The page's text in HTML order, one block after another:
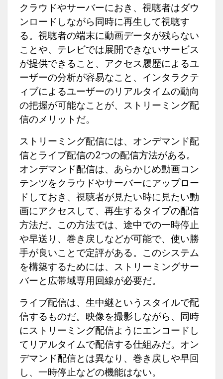
クラウドやサーバーにおき、視聴者はダウ
ンロードしながら同時に再生して視聴す
る。視聴者の端末に動画データが残らない
ことや、テレビでは展開できないサービス
が提供できること、アクセス履歴によるユ
ーザーの分析が容易なこと、インタラクテ
ィブによるユーザーのリアルタイムの動向
の把握が可能なことが、ストリーミング配
信のメリットだ。
ストリーミング配信には、オンデマンド配
信とライブ配信の2つの配信方法がある。
オンデマンド配信は、あらかじめ動画コン
テンツをクラウドやサーバーにアップロー
ドしておき、視聴者が見たい時に見たい動
画にアクセスして、再生するタイプの配信
方法だ。この方法では、途中での一時停止
や早送り、巻き戻しなどが可能で、使い勝
手が良いことで定評がある。このシステム
を構築するためには、ストリーミングサー
バーと広帯域専用回線が必要だ。
ライブ配信は、生中継というスタイルで配
信するものだ。映像を撮影しながら、同時
にストリーミング配信ようにエンコードし
てリアルタイムで配信する仕組みだ。オン
デマンド配信とは異なり、巻き戻しや早回
し、一時停止などの機能はない。